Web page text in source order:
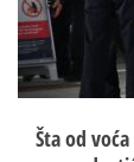
Šta od